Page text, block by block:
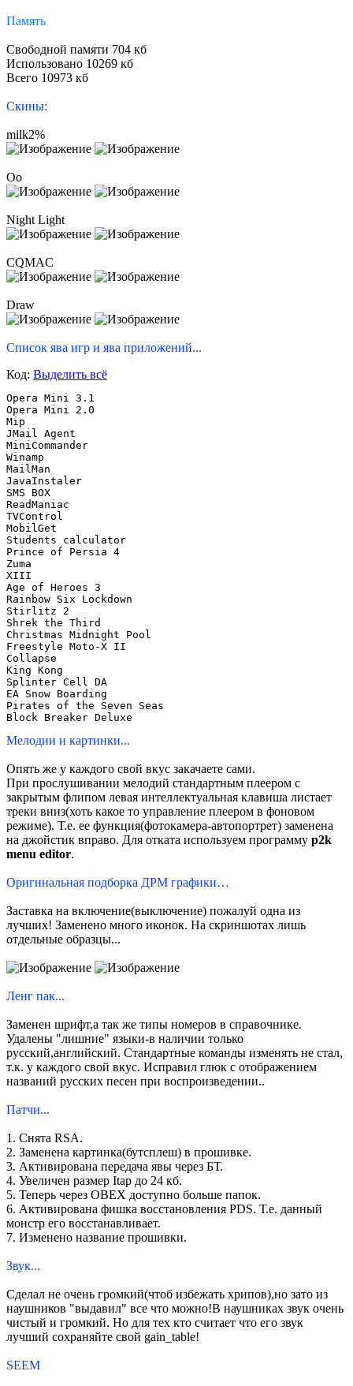
Память
Свободной памяти 704 кб
Использовано 10269 кб
Всего 10973 кб
Скины:
milk2%
Oo
Night Light
CQMAC
Draw
Список ява игр и ява приложений...
Код: Выделить всё
Opera Mini 3.1
Opera Mini 2.0
Mip
JMail Agent
MiniCommander
Winamp
MailMan
JavaInstaler
SMS BOX
ReadManiac
TVControl
MobilGet
Students calculator
Prince of Persia 4
Zuma
XIII
Age of Heroes 3
Rainbow Six Lockdown
Stirlitz 2
Shrek the Third
Christmas Midnight Pool
Freestyle Moto-X II
Collapse
King Kong
Splinter Cell DA
EA Snow Boarding
Pirates of the Seven Seas
Block Breaker Deluxe
Мелодии и картинки...
Опять же у каждого свой вкус закачаете сами.
При прослушивании мелодий стандартным плеером с
закрытым флипом левая интеллектуальная клавиша листает
треки вниз(хоть какое то управление плеером в фоновом
режиме). Т.е. ее функция(фотокамера-автопортрет) заменена
на джойстик вправо. Для отката используем программу p2k
menu editor.
Оригинальная подборка ДРМ графики…
Заставка на включение(выключение) пожалуй одна из
лучших! Заменено много иконок. На скриншотах лишь
отдельные образцы...
Ленг пак...
Заменен шрифт,а так же типы номеров в справочнике.
Удалены "лишние" языки-в наличии только
русский,английский. Стандартные команды изменять не стал,
т.к. у каждого свой вкус. Исправил глюк с отображением
названий русских песен при воспроизведении..
Патчи...
1. Снята RSA.
2. Заменена картинка(бутсплеш) в прошивке.
3. Активирована передача явы через БТ.
4. Увеличен размер Itap до 24 кб.
5. Теперь через OBEX доступно больше папок.
6. Активирована фишка восстановления PDS. Т.е. данный
монстр его восстанавливает.
7. Изменено название прошивки.
Звук...
Сделал не очень громкий(чтоб избежать хрипов),но зато из
наушников "выдавил" все что можно!В наушниках звук очень
чистый и громкий. Но для тех кто считает что его звук
лучший сохраняйте свой gain_table!
SEEM